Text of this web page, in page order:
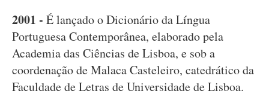
2001 - É lançado o Dicionário da Língua
Portuguesa Contemporânea, elaborado pela
Academia das Ciências de Lisboa, e sob a
coordenação de Malaca Casteleiro, catedrático da
Faculdade de Letras de Universidade de Lisboa.